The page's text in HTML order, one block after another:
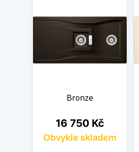
Bronze
Cena
16 750 Kč
Obvykle skladem